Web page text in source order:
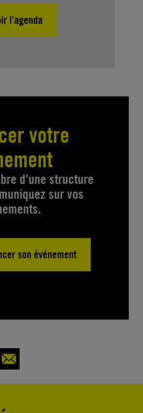
l’agenda
votre
d'une structure
sur vos
son événement